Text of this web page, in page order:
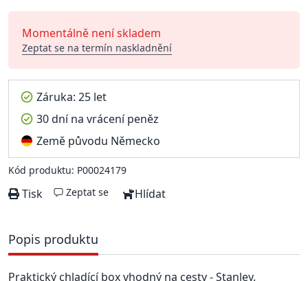
Momentálně není skladem
Zeptat se na termín naskladnění
Záruka: 25 let
30 dní na vrácení peněz
Země původu Německo
Kód produktu: P00024179
Tisk Zeptat se Hlídat
Popis produktu
Praktický chladící box vhodný na cesty - Stanley.